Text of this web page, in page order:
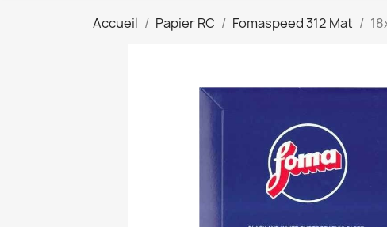
Accueil Papier RC Fomaspeed 312 Mat